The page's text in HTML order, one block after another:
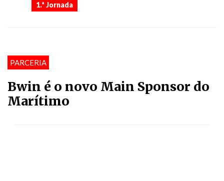
1.ª Jornada
PARCERIA
Bwin é o novo Main Sponsor do
Marítimo